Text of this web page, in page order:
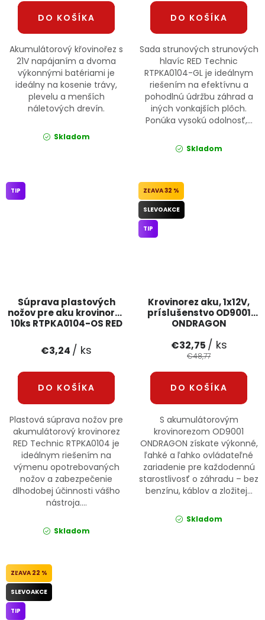
DO KOŠÍKA
Akumulátorový křovinořez s
21V napájaním a dvoma
výkonnými batériami je
ideálny na kosenie trávy,
plevelu a menších
náletových drevín.
Skladom
DO KOŠÍKA
Sada strunových strunových
hlavíc RED Technic
RTPKA0104-GL je ideálnym
riešením na efektívnu a
pohodlnú údržbu záhrad a
iných vonkajších plôch.
Ponúka vysokú odolnosť,...
Skladom
Súprava plastových
nožov pre aku krovinorez
10ks RTPKA0104-OS RED
TIP
€3,24 / ks
DO KOŠÍKA
Plastová súprava nožov pre
akumulátorový krovinorez
RED Technic RTPKA0104 je
ideálnym riešením na
výmenu opotrebovaných
nožov a zabezpečenie
dlhodobej účinnosti vášho
nástroja....
Skladom
Krovinorez aku, 1x12V,
príslušenstvo OD9001
ONDRAGON
32 %
SLEVOAKCE
TIP
€32,75 / ks
€48,77
DO KOŠÍKA
S akumulátorovým
krovinorezom OD9001
ONDRAGON získate výkonné,
ľahké a ľahko ovládateľné
zariadenie pre každodennú
starostlivosť o záhradu – bez
benzínu, káblov a zložitej...
Skladom
22 %
SLEVOAKCE
TIP